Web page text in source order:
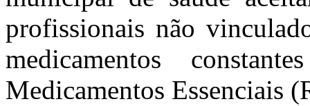
profissionais não
medicamentos
Medicamentos Essenciais